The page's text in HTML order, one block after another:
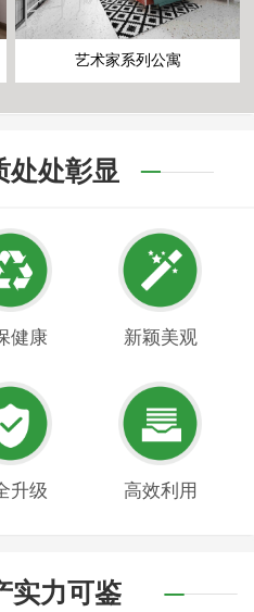
艺术家系列公寓
处处彰显
健康 新颖美观
升级 高效利用
实力可鉴